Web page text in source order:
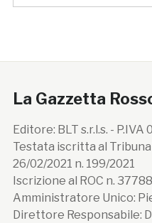
La Gazzetta
Editore: BLT s.r.l.s. -
Testata iscritta al
26/02/2021 n. 199/2021
Iscrizione al ROC n. 37788
Amministratore Unico:
Direttore Responsabile: